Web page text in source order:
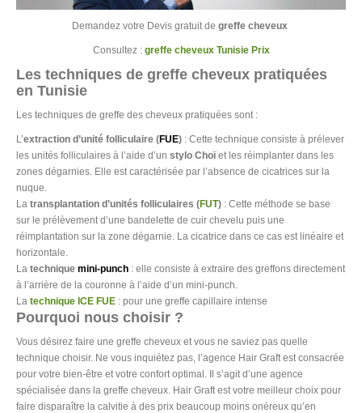
Demandez votre Devis gratuit de greffe cheveux
Consultez : greffe cheveux Tunisie Prix
Les techniques de greffe cheveux pratiquées
en Tunisie
Les techniques de greffe des cheveux pratiquées sont :
L’extraction d’unité folliculaire (FUE) : Cette technique consiste à prélever
les unités folliculaires à l’aide d’un stylo Choïet les réimplanter dans les
zones dégarnies. Elle est caractérisée par l’absence de cicatrices sur la
nuque.
La transplantation d’unités folliculaires (FUT) : Cette méthode se base
sur le prélèvement d’une bandelette de cuir chevelu puis une
réimplantation sur la zone dégarnie. La cicatrice dans ce cas est linéaire et
horizontale.
La technique mini-punch : elle consiste à extraire des greffons directement
à l’arrière de la couronne à l’aide d’un mini-punch.
La technique ICE FUE : pour une greffe capillaire intense
Pourquoi nous choisir ?
Vous désirez faire une greffe cheveux et vous ne saviez pas quelle
technique choisir. Ne vous inquiétez pas, l’agence Hair Graft est consacrée
pour votre bien-être et votre confort optimal. Il s’agit d’une agence
spécialisée dans la greffe cheveux. Hair Graft est votre meilleur choix pour
faire disparaître la calvitie à des prix beaucoup moins onéreux qu’en